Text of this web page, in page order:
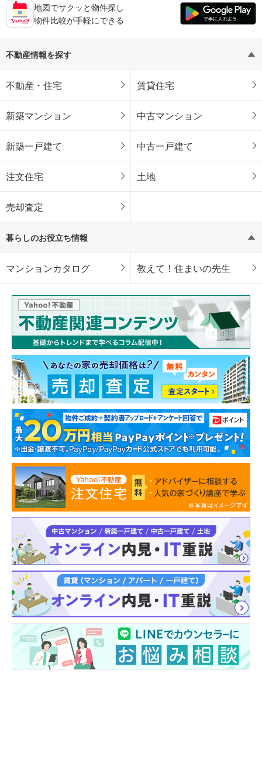
地図でサクッと物件探し
物件比較が手軽にできる
不動産情報を探す
不動産・住宅 賃貸住宅
新築マンション 中古マンション
新築一戸建て 中古一戸建て
注文住宅 土地
売却査定
暮らしのお役立ち情報
マンションカタログ 教えて！住まいの先生